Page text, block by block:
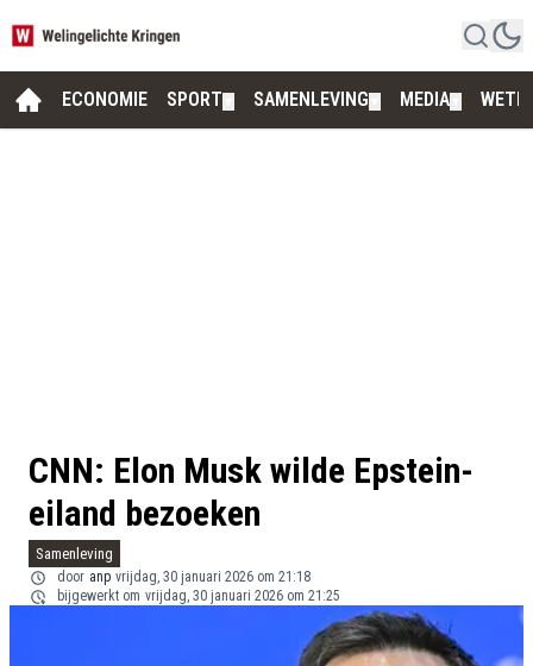
ECONOMIE SPORT SAMENLEVING MEDIA
CNN: Elon Musk wilde Epstein-
eiland bezoeken
Samenleving
door anp vrijdag, 30 januari 2026 om 21:18
bijgewerkt om vrijdag, 30 januari 2026 om 21:25